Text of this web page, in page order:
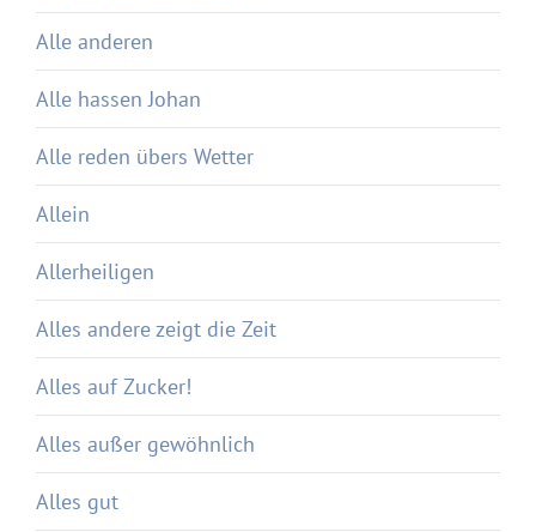
Alle anderen
Alle hassen Johan
Alle reden übers Wetter
Allein
Allerheiligen
Alles andere zeigt die Zeit
Alles auf Zucker!
Alles außer gewöhnlich
Alles gut